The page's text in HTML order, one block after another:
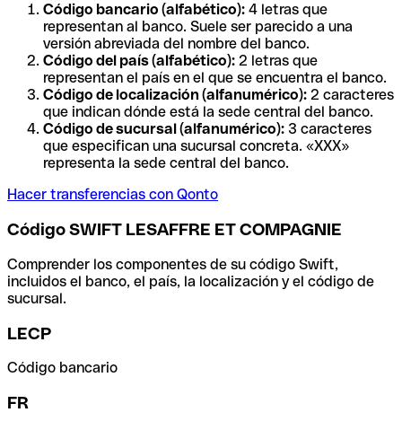
Código bancario (alfabético): 4 letras que
representan al banco. Suele ser parecido a una
versión abreviada del nombre del banco.
Código del país (alfabético): 2 letras que
representan el país en el que se encuentra el banco.
Código de localización (alfanumérico): 2 caracteres
que indican dónde está la sede central del banco.
Código de sucursal (alfanumérico): 3 caracteres
que especifican una sucursal concreta. «XXX»
representa la sede central del banco.
Hacer transferencias con Qonto
Código SWIFT LESAFFRE ET COMPAGNIE
Comprender los componentes de su código Swift,
incluidos el banco, el país, la localización y el código de
sucursal.
LECP
Código bancario
FR